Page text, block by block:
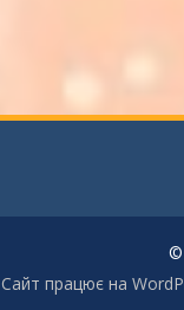
©
Сайт працює на